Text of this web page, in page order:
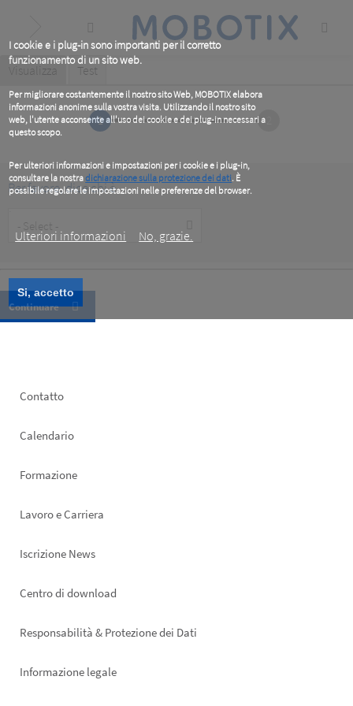
I cookie e i plug-in sono importanti per il corretto
funzionamento di un sito web.
Per migliorare costantemente il nostro sito Web, MOBOTIX elabora
informazioni anonime sulla vostra visita. Utilizzando il nostro sito
web, l'utente acconsente all'uso dei cookie e dei plug-in necessari a
questo scopo.
Per ulteriori informazioni e impostazioni per i cookie e i plug-in,
consultare la nostradichiarazione sulla protezione dei dati. È
possibile regolare le impostazioni nelle preferenze del browser.
Ulteriori informazioni
No, grazie.
Si, accetto
content
Primary
tabs
Visualizza (active
Test
1
Per favore, dice chi è
Type
Footer
Contatto
Calendario
Formazione
Lavoro e Carriera
Iscrizione News
Footer
Centro di download
Responsabilità & Protezione dei Dati
Informazione legale